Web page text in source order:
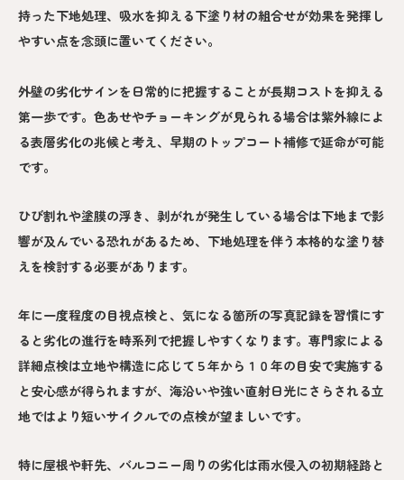
持った下地処理、吸水を抑える下塗り材の組合せが効果を発揮し
やすい点を念頭に置いてください。
外壁の劣化サインを日常的に把握することが長期コストを抑える
第一歩です。色あせやチョーキングが見られる場合は紫外線によ
る表層劣化の兆候と考え、早期のトップコート補修で延命が可能
です。
ひび割れや塗膜の浮き、剥がれが発生している場合は下地まで影
響が及んでいる恐れがあるため、下地処理を伴う本格的な塗り替
えを検討する必要があります。
年に一度程度の目視点検と、気になる箇所の写真記録を習慣にす
ると劣化の進行を時系列で把握しやすくなります。専門家による
詳細点検は立地や構造に応じて５年から１０年の目安で実施する
と安心感が得られますが、海沿いや強い直射日光にさらされる立
地ではより短いサイクルでの点検が望ましいです。
特に屋根や軒先、バルコニー周りの劣化は雨水侵入の初期経路と